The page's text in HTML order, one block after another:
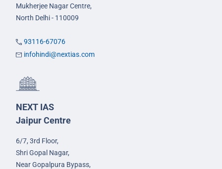
Mukherjee Nagar Centre,
North Delhi - 110009
93116-67076
infohindi@nextias.com
NEXT IAS
Jaipur Centre
6/7, 3rd Floor,
Shri Gopal Nagar,
Near Gopalpura Bypass,